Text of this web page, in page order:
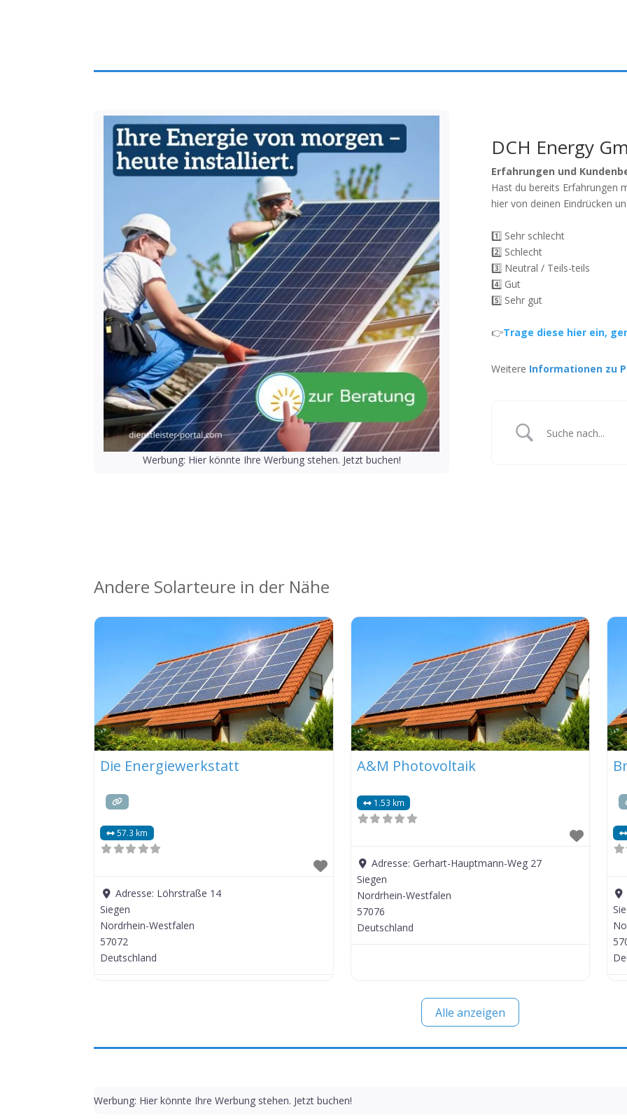
Werbung: Hier könnte Ihre Werbung stehen. Jetzt buchen!
DCH Energy
Erfahrungen und
Hast du bereits Erfahrungen
hier von deinen Eindrücken
1️⃣ Sehr schlecht
2️⃣ Schlecht
3️⃣ Neutral / Teils-teils
4️⃣ Gut
5️⃣ Sehr gut
👉Trage diese hier ein,
Weitere Informationen zu
Andere Solarteure in der Nähe
Die Energiewerkstatt
57.3 km
Adresse: Löhrstraße 14
Siegen
Nordrhein-Westfalen
57072
Deutschland
A&M Photovoltaik
1.53 km
Adresse:Gerhart-Hauptmann-Weg 27
Siegen
Nordrhein-Westfalen
57076
Deutschland
Alle anzeigen
Werbung: Hier könnte Ihre Werbung stehen. Jetzt buchen!